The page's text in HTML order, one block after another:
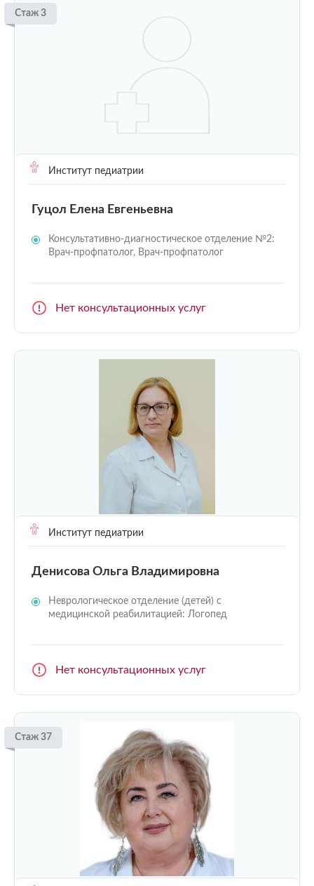
Стаж 3
Институт педиатрии
Гуцол Елена Евгеньевна
Консультативно-диагностическое отделение №2:
Врач-профпатолог, Врач-профпатолог
Нет консультационных услуг
Институт педиатрии
Денисова Ольга Владимировна
Неврологическое отделение (детей) с
медицинской реабилитацией: Логопед
Нет консультационных услуг
Стаж 37